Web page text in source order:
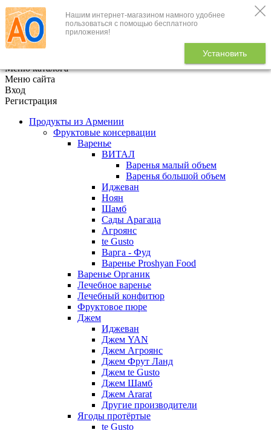
Нашим интернет-магазином намного удобнее
пользоваться с помощью бесплатного
приложения!
Установить
+7 (495) 646-888-1
В корзине
Меню каталога
Меню сайта
Вход
Регистрация
Продукты из Армении
Фруктовые консервации
Варенье
ВИТАЛ
Варенья малый объем
Варенья большой объем
Иджеван
Ноян
Шамб
Сады Арагаца
Агроянс
te Gusto
Варга - Фуд
Варенье Proshyan Food
Варенье Органик
Лечебное варенье
Лечебный конфитюр
Фруктовое пюре
Джем
Иджеван
Джем YAN
Джем Агроянс
Джем Фрут Ланд
Джем te Gusto
Джем Шамб
Джем Ararat
Другие производители
Ягоды протёртые
te Gusto